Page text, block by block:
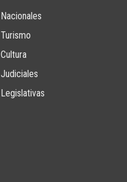
Nacionales
Turismo
Cultura
Judiciales
Legislativas